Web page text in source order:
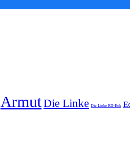
ArmutDie Linke Die Linke RD-Eck